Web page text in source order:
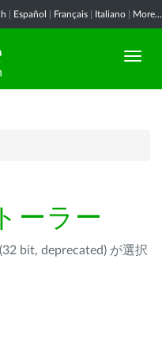
Español Français Italiano More...
ーラー
bit, deprecated) が選択